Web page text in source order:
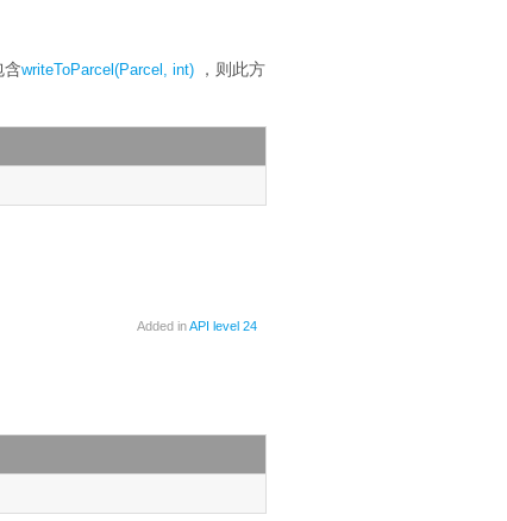
含writeToParcel(Parcel, int) ，则此方
Added inAPI level 24